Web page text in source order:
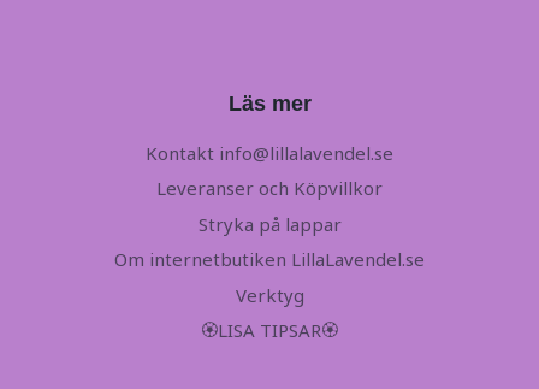
Läs mer
Kontakt info@lillalavendel.se
Leveranser och Köpvillkor
Stryka på lappar
Om internetbutiken LillaLavendel.se
Verktyg
🏵LISA TIPSAR🏵